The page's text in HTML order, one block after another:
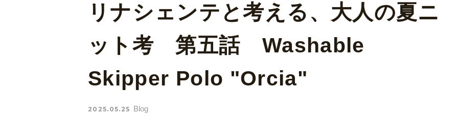
リナシェンテと考える、大人の夏ニ
ット考 第五話 Washable
Skipper Polo "Orcia"
2025.05.25 Blog